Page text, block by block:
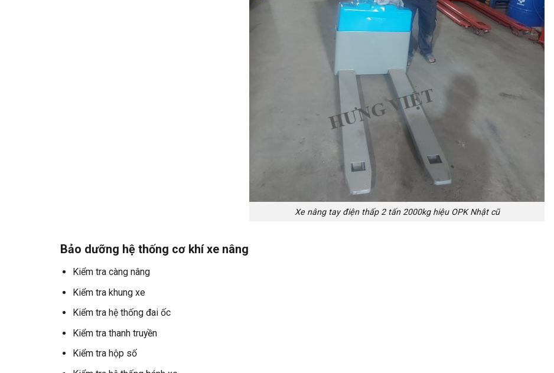
Xe nâng tay điện thấp 2 tấn 2000kg hiệu OPK Nhật cũ
Bảo dưỡng hệ thống cơ khí xe nâng
Kiểm tra càng nâng
Kiểm tra khung xe
Kiểm tra hệ thống đai ốc
Kiểm tra thanh truyền
Kiểm tra hộp số